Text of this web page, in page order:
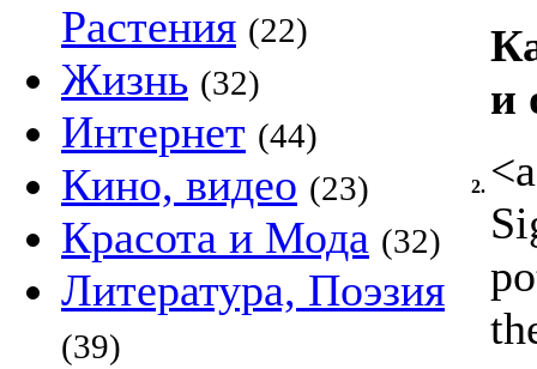
Растения (22)
Жизнь (32)
Интернет (44)
Кино, видео (23)
Красота и Мода (32)
Литература, Поэзия
(39)
2.
и